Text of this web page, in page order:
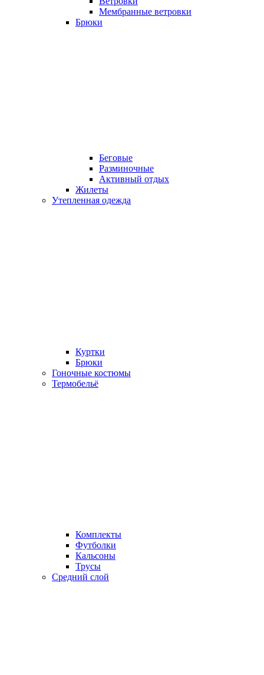
Мембранные ветровки
Брюки
Беговые
Разминочные
Активный отдых
Жилеты
Утепленная одежда
Куртки
Брюки
Гоночные костюмы
Термобельё
Комплекты
Футболки
Кальсоны
Трусы
Средний слой